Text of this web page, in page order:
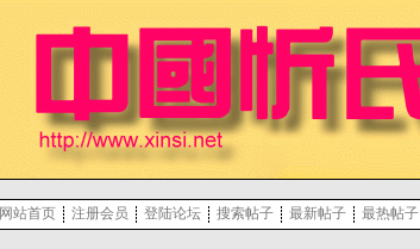
网站首页 注册会员 登陆论坛 搜索帖子 最新帖子 最热帖子